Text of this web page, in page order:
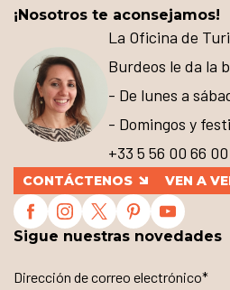
¡Nosotros te aconsejamos!
La Oficina de
Burdeos le da la
- De lunes a
- Domingos y
+33 5 56 00 66 00
CONTÁCTENOS VEN A
Sigue nuestras novedades